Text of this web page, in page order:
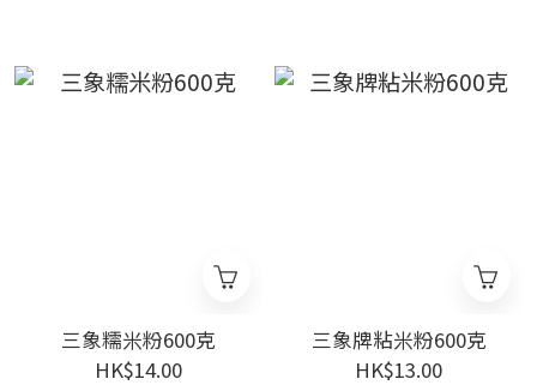
三象糯米粉600克
HK$14.00
三象牌粘米粉600克
HK$13.00